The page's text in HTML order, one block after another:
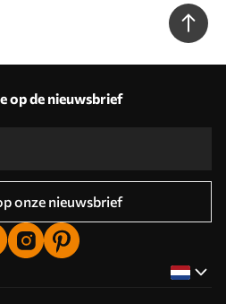
op de nieuwsbrief
onze nieuwsbrief